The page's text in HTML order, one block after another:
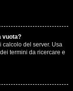
vuota?
calcolo del server. Usa
termini da ricercare e